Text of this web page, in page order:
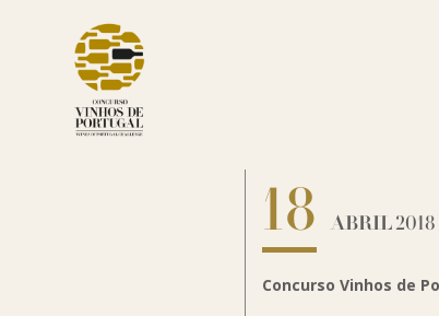
18 ABRIL 2018
Concurso Vinhos de